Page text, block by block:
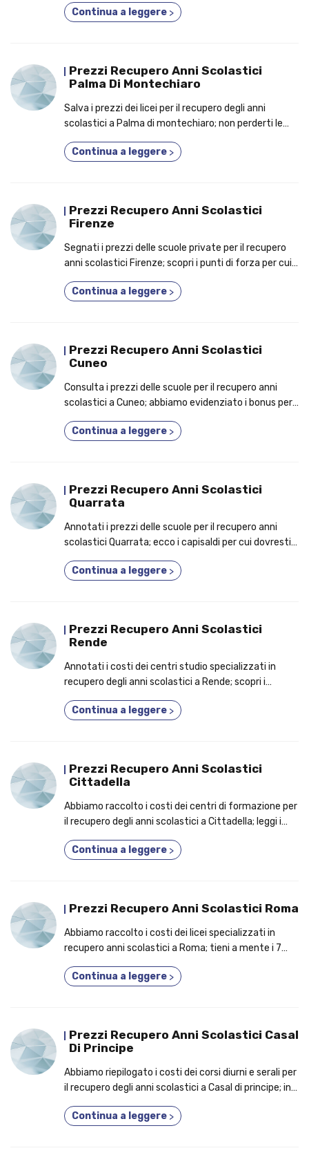
frequentare un corso fino a 5 anni in uno!
Continua a leggere >
Prezzi Recupero Anni Scolastici
Palma Di Montechiaro
Salva i prezzi dei licei per il recupero degli anni
scolastici a Palma di montechiaro; non perderti le
corso anche se lavori!
Continua a leggere >
Prezzi Recupero Anni Scolastici
Firenze
Segnati i prezzi delle scuole private per il recupero
anni scolastici Firenze; scopri i punti di forza per cui
Continua a leggere >
Prezzi Recupero Anni Scolastici
Cuneo
Consulta i prezzi delle scuole per il recupero anni
scolastici a Cuneo; abbiamo evidenziato i bonus per i
in uno!
Continua a leggere >
Prezzi Recupero Anni Scolastici
Quarrata
Annotati i prezzi delle scuole per il recupero anni
scolastici Quarrata; ecco i capisaldi per cui dovresti
Continua a leggere >
Prezzi Recupero Anni Scolastici
Rende
Annotati i costi dei centri studio specializzati in
recupero degli anni scolastici a Rende; scopri i
studenti prende parte a un corso 3 anni in 1!
Continua a leggere >
Prezzi Recupero Anni Scolastici
Cittadella
Abbiamo raccolto i costi dei centri di formazione per
il recupero degli anni scolastici a Cittadella; leggi i
serale!
Continua a leggere >
Prezzi Recupero Anni Scolastici Roma
Abbiamo raccolto i costi dei licei specializzati in
recupero anni scolastici a Roma; tieni a mente i 7
3 anni in uno!
Continua a leggere >
Prezzi Recupero Anni Scolastici Casal
Di Principe
Abbiamo riepilogato i costi dei corsi diurni e serali per
il recupero degli anni scolastici a Casal di principe; in
un corso 3 anni in 1!
Continua a leggere >